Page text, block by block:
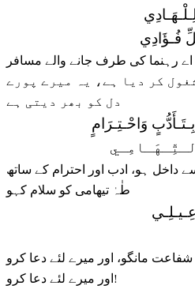
فُـؤَادِي
اے رہنما کی طرف جانے والے مسافر
کر دیا ہے، یہ میرے پورے
دل کو بھر دیتی ہے
وَاحْـتِـرَامٍ
داخل ہو، ادب اور احترام کے ساتھ
طٰہٰ تیھامی کو سلام کہو
مانگو، اور میرے لئے دعا کرو
اور میرے لئے دعا کرو!